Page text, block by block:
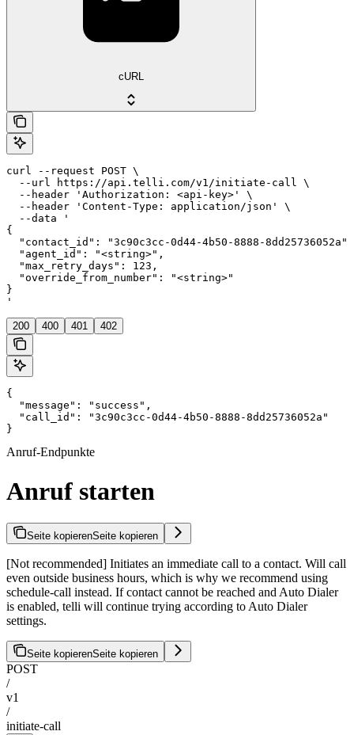
cURL
curl --request POST \
  --url https://api.telli.com/v1/initiate-call \
  --header 'Authorization: <api-key>' \
  --header 'Content-Type: application/json' \
  --data '
{
  "contact_id": "3c90c3cc-0d44-4b50-8888-8dd25736052a",
  "agent_id": "<string>",
  "max_retry_days": 123,
  "override_from_number": "<string>"
}
'
200 400 401 402
{
  "message": "success",
  "call_id": "3c90c3cc-0d44-4b50-8888-8dd25736052a"
}
Anruf-Endpunkte
Anruf starten
Seite kopierenSeite kopieren
[Not recommended] Initiates an immediate call to a contact. Will call
even outside business hours, which is why we recommend using
schedule-call instead. If contact cannot be reached and Auto Dialer
is enabled, telli will continue trying according to Auto Dialer
settings.
Seite kopierenSeite kopieren
POST
/
v1
/
initiate-call